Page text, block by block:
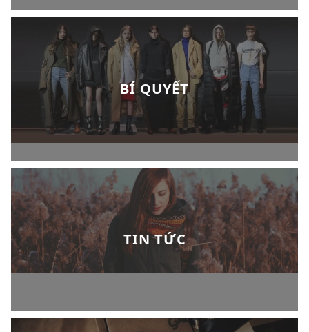
BÍ QUYẾT
TIN TỨC